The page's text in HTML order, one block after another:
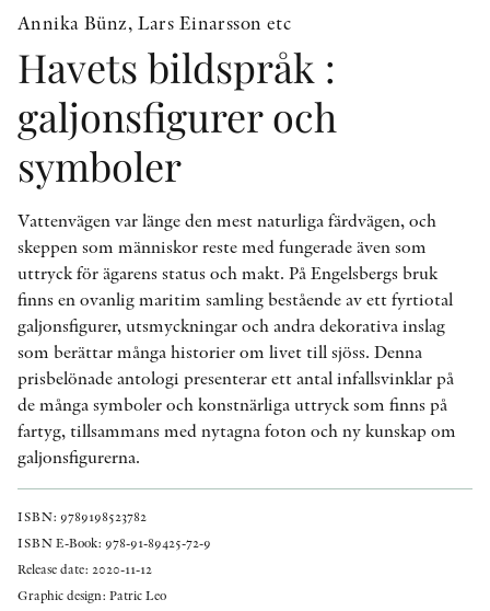
Annika Bünz, Lars Einarsson etc
Havets bildspråk :
galjonsfigurer och
symboler
Vattenvägen var länge den mest naturliga färdvägen, och
skeppen som människor reste med fungerade även som
uttryck för ägarens status och makt. På Engelsbergs bruk
finns en ovanlig maritim samling bestående av ett fyrtiotal
galjonsfigurer, utsmyckningar och andra dekorativa inslag
som berättar många historier om livet till sjöss. Denna
prisbelönade antologi presenterar ett antal infallsvinklar på
de många symboler och konstnärliga uttryck som finns på
fartyg, tillsammans med nytagna foton och ny kunskap om
galjonsfigurerna.
ISBN: 9789198523782
ISBN E-Book: 978-91-89425-72-9
Release date: 2020-11-12
Graphic design: Patric Leo